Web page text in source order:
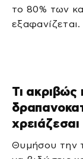
το 80% των
εξαφανίζεται.
Τι ακριβώς
χρειάζεσαι
Θυμήσου την